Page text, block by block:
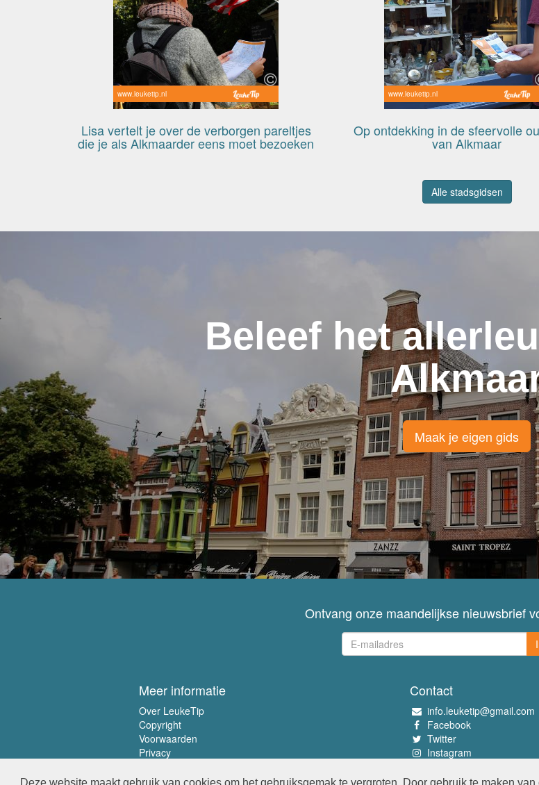
www.leuketip.nl
Lisa vertelt je over de verborgen pareltjes
die je als Alkmaarder eens moet bezoeken
www.leuketip.nl
Op ontdekking in de sfeervolle
van Alkmaar
Alle stadsgidsen
Beleef het
Maak je eigen gids
Ontvang onze maandelijkse nieuwsbrief
Meer informatie
Over LeukeTip
Copyright
Voorwaarden
Privacy
Contact
info.leuketip@gmail.com
Facebook
Twitter
Instagram